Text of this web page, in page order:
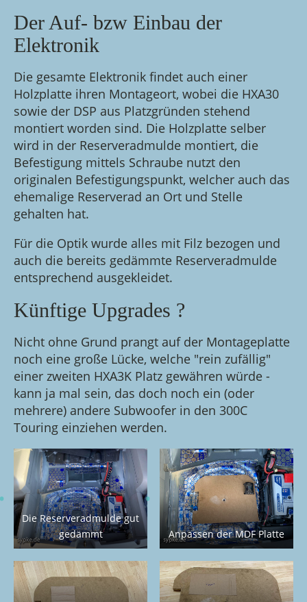
Der Auf- bzw Einbau der
Elektronik
Die gesamte Elektronik findet auch einer
Holzplatte ihren Montageort, wobei die HXA30
sowie der DSP aus Platzgründen stehend
montiert worden sind. Die Holzplatte selber
wird in der Reserveradmulde montiert, die
Befestigung mittels Schraube nutzt den
originalen Befestigungspunkt, welcher auch das
ehemalige Reserverad an Ort und Stelle
gehalten hat.
Für die Optik wurde alles mit Filz bezogen und
auch die bereits gedämmte Reserveradmulde
entsprechend ausgekleidet.
Künftige Upgrades ?
Nicht ohne Grund prangt auf der Montageplatte
noch eine große Lücke, welche "rein zufällig"
einer zweiten HXA3K Platz gewähren würde -
kann ja mal sein, das doch noch ein (oder
mehrere) andere Subwoofer in den 300C
Touring einziehen werden.
Die Reserveradmulde gut
gedämmt
Anpassen der MDF Platte